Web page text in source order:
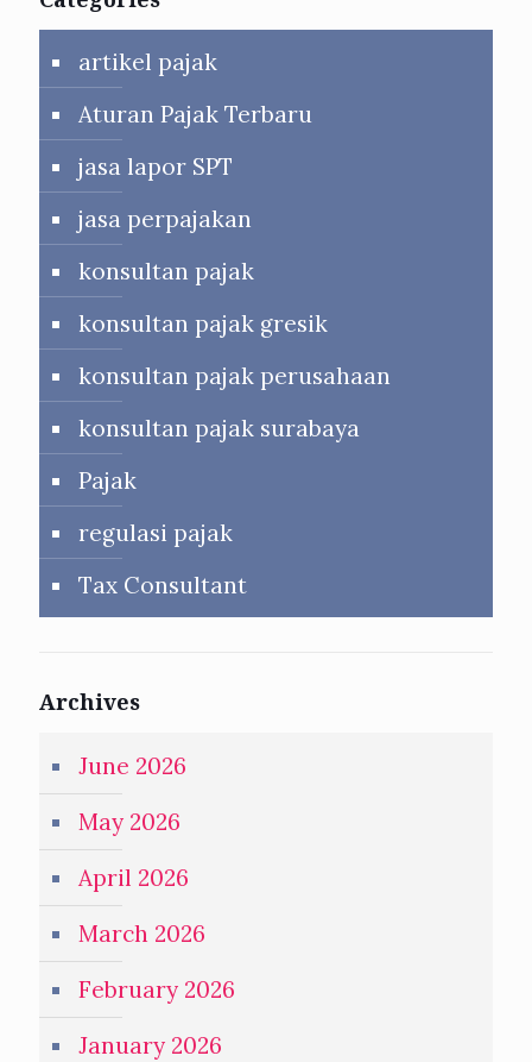
artikel pajak
Aturan Pajak Terbaru
jasa lapor SPT
jasa perpajakan
konsultan pajak
konsultan pajak gresik
konsultan pajak perusahaan
konsultan pajak surabaya
Pajak
regulasi pajak
Tax Consultant
Archives
June 2026
May 2026
April 2026
March 2026
February 2026
January 2026